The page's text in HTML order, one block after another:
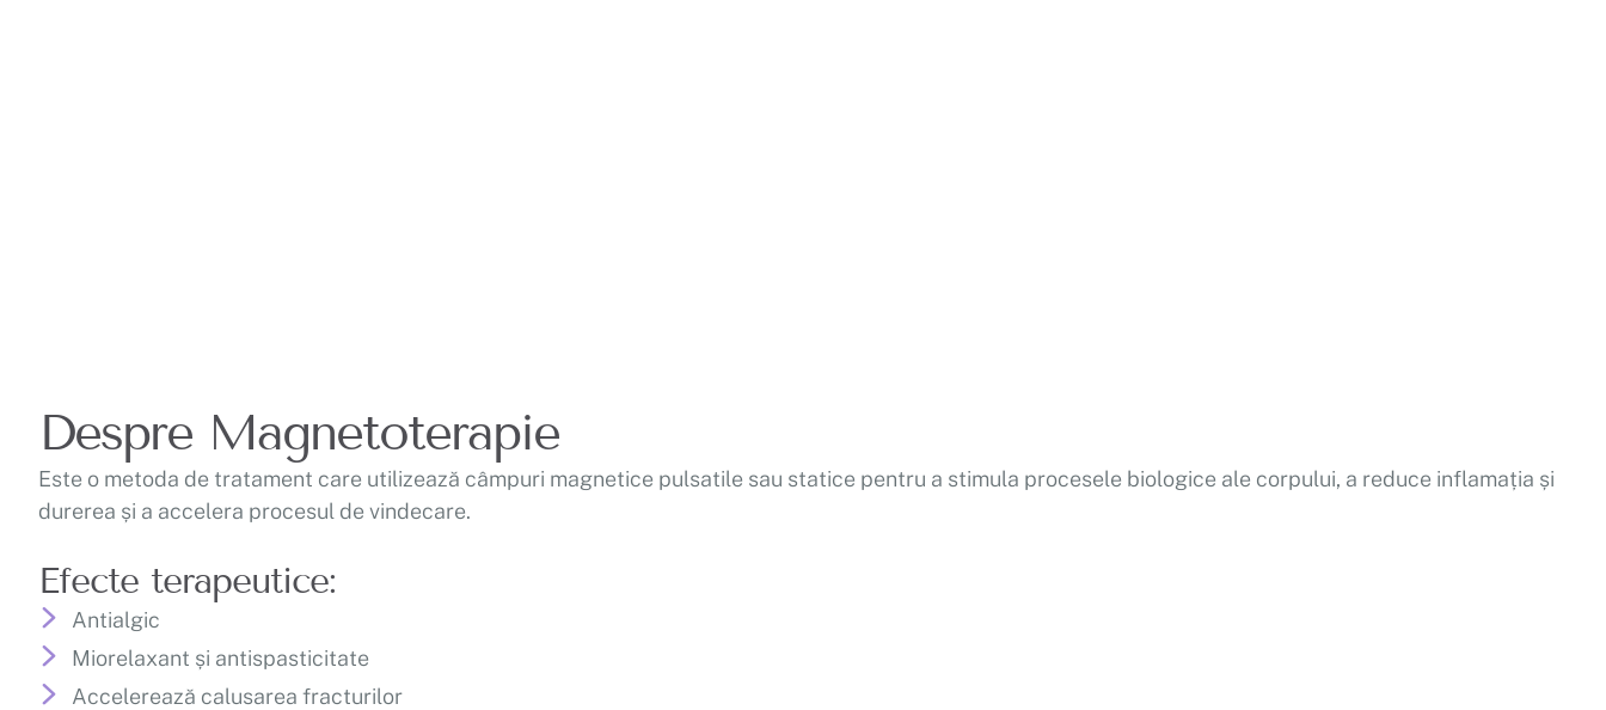
Despre Magnetoterapie
Este o metoda de tratament care utilizează câmpuri magnetice pulsatile sau statice pentru a stimula procesele biologice ale corpului, a reduce inflamația și
durerea și a accelera procesul de vindecare.
Efecte terapeutice:
Antialgic
Miorelaxant și antispasticitate
Accelerează calusarea fracturilor